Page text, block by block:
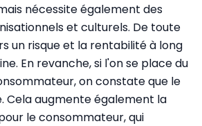
nécessite également des
et culturels. De toute
un risque et la rentabilité à long
En revanche, si l'on se place du
on constate que le
Cela augmente également la
le consommateur, qui